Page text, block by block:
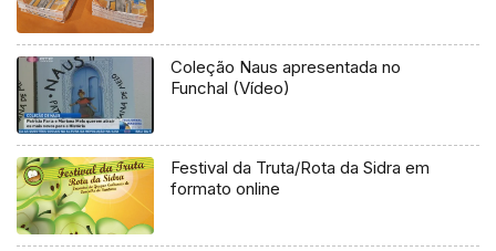
Coleção Naus apresentada no
Funchal (Vídeo)
Festival da Truta/Rota da Sidra em
formato online